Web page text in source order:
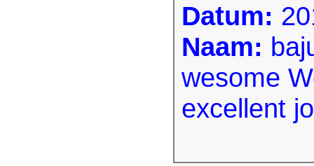
Datum:
Naam:
wesome
excellent